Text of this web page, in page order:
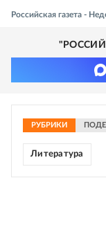
Российская газета -
РУБРИКИ
Литература